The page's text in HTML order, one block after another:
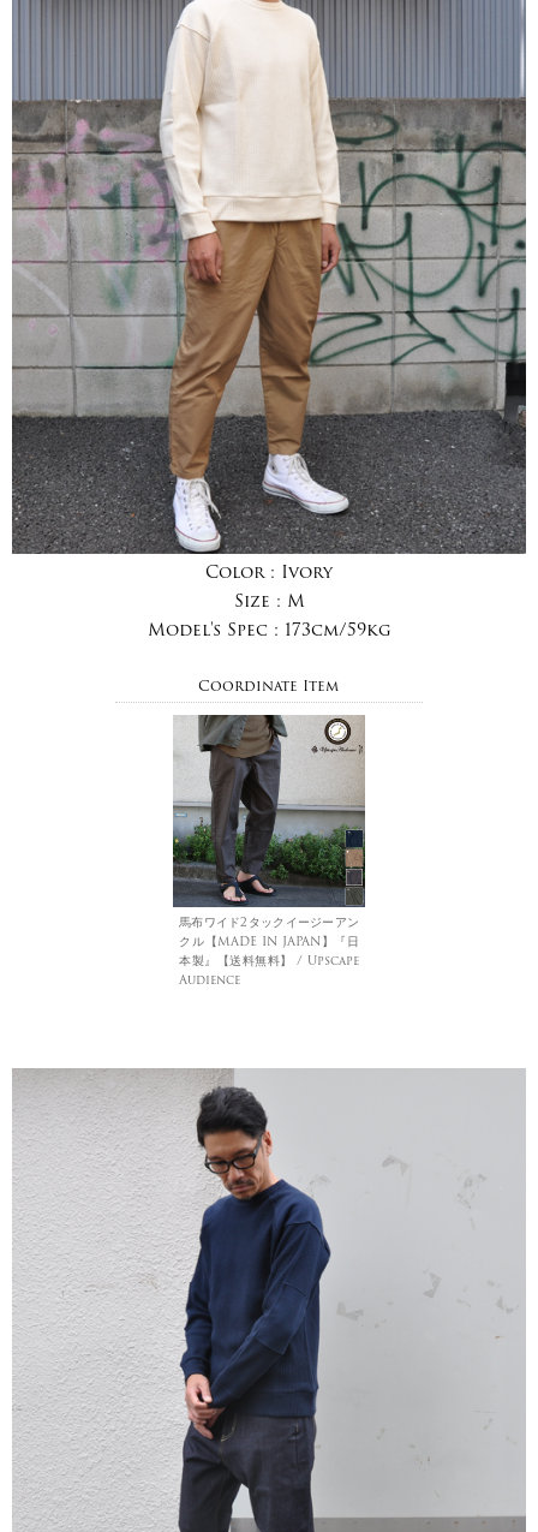
Color : Ivory
Size : M
Model's Spec : 173cm/59kg
Coordinate Item
馬布ワイド2タックイージーアン
クル【MADE IN JAPAN】『日
本製』【送料無料】 / Upscape
Audience